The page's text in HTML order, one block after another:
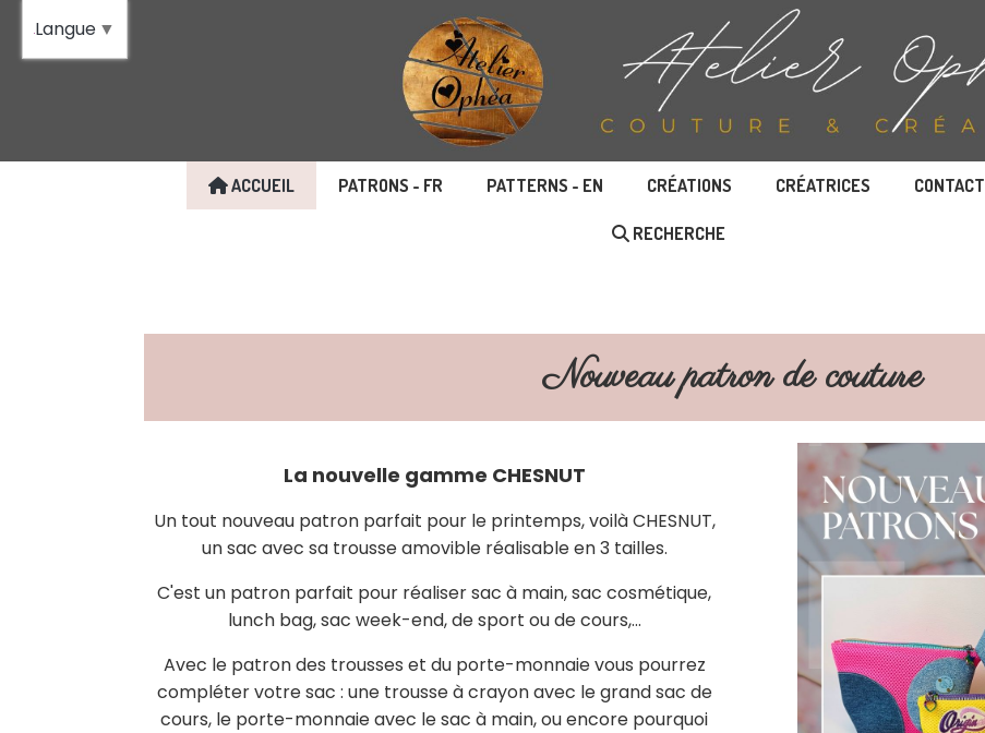
ACCUEIL PATRONS - FR PATTERNS - EN CRÉATIONS CRÉATRICES CONTACT
RECHERCHE
Nouveau patron de couture
La nouvelle gamme CHESNUT
Un tout nouveau patron parfait pour le printemps, voilà CHESNUT,
un sac avec sa trousse amovible réalisable en 3 tailles.
C'est un patron parfait pour réaliser sac à main, sac cosmétique,
lunch bag, sac week-end, de sport ou de cours,...
Avec le patron des trousses et du porte-monnaie vous pourrez
compléter votre sac : une trousse à crayon avec le grand sac de
cours, le porte-monnaie avec le sac à main, ou encore pourquoi
Langue ▼